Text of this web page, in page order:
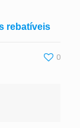
rebatíveis
0